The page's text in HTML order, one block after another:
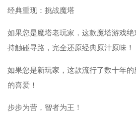
经典重现：挑战魔塔
如果您是魔塔老玩家，这款魔塔游戏
持触碰寻路，完全还原经典原汁原味！
如果您是新玩家，这款流行了数十年
的喜爱！
步步为营，智者为王！